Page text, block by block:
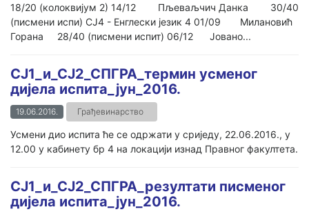
18/20 (колоквијум 2) 14/12 Пљеваљчич Данка 30/40
(писмени испи) СЈ4 - Енглески језик 4 01/09 Милановић
Горана 28/40 (писмени испит) 06/12 Јовано...
СЈ1_и_СЈ2_СПГРА_термин усменог
дијела испита_јун_2016.
19.06.2016. Грађевинарство
Усмени дио испита ће се одржати у сриједу, 22.06.2016., у
12.00 у кабинету бр 4 на локацији изнад Правног факултета.
СЈ1_и_СЈ2_СПГРА_резултати писменог
дијела испита_јун_2016.